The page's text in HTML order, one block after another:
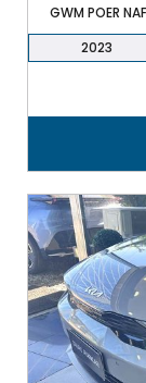
GWM POER
2023